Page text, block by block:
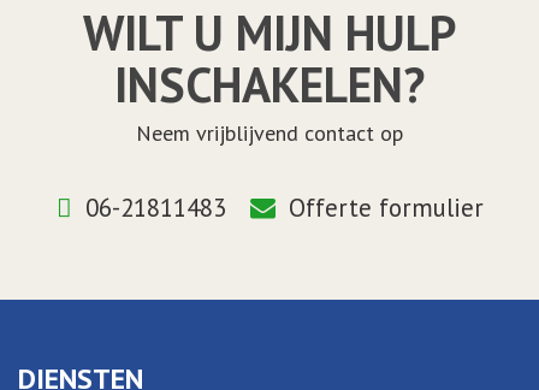
WILT U MIJN HULP
INSCHAKELEN?
Neem vrijblijvend contact op
06-21811483 Offerte formulier
DIENSTEN